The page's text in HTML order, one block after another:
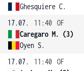
Ghesquiere C.
17.07.
11:40 OF
Caregaro M. (3)
Oyen S.
17.07.
11:40 OF